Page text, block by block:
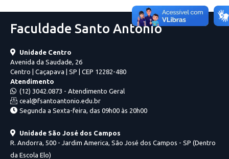
Faculdade Santo Antônio
Unidade Centro
Avenida da Saudade, 26
Centro | Caçapava | SP | CEP 12282-480
Atendimento
(12) 3042.0873 - Atendimento Geral
ceal@fsantoantonio.edu.br
Segunda a Sexta-feira, das 09h00 às 20h00
Unidade São José dos Campos
R. Andorra, 500 - Jardim America, São José dos Campos - SP (Dentro
da Escola Elo)